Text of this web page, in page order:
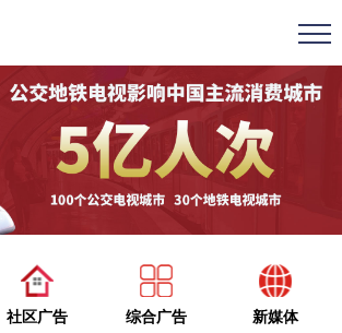
社区广告 综合广告 新媒体